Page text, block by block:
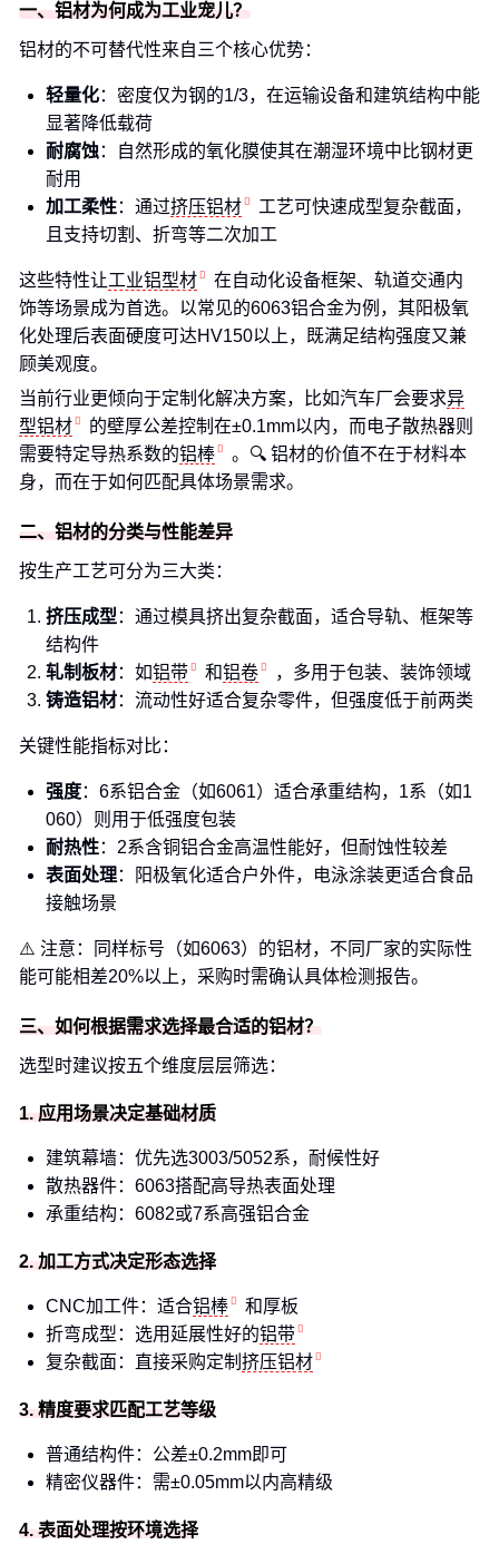
一、铝材为何成为工业宠儿？
铝材的不可替代性来自三个核心优势：
轻量化：密度仅为钢的1/3，在运输设备和建筑结构中能
显著降低载荷
耐腐蚀：自然形成的氧化膜使其在潮湿环境中比钢材更
耐用
加工柔性：通过挤压铝材
工艺可快速成型复杂截面，
且支持切割、折弯等二次加工
这些特性让工业铝型材
在自动化设备框架、轨道交通内
饰等场景成为首选。以常见的6063铝合金为例，其阳极氧
化处理后表面硬度可达HV150以上，既满足结构强度又兼
顾美观度。
当前行业更倾向于定制化解决方案，比如汽车厂会要求异
型铝材
的壁厚公差控制在±0.1mm以内，而电子散热器则
需要特定导热系数的铝棒
。🔍 铝材的价值不在于材料本
身，而在于如何匹配具体场景需求。
二、铝材的分类与性能差异
按生产工艺可分为三大类：
挤压成型 ：通过模具挤出复杂截面，适合导轨、框架等
结构件
轧制板材：如铝带 和铝卷
，多用于包装、装饰领域
铸造铝材：流动性好适合复杂零件，但强度低于前两类
关键性能指标对比：
强度：6系铝合金（如6061）适合承重结构，1系（如1
060）则用于低强度包装
耐热性：2系含铜铝合金高温性能好，但耐蚀性较差
表面处理：阳极氧化适合户外件，电泳涂装更适合食品
接触场景
⚠️ 注意：同样标号（如6063）的铝材，不同厂家的实际性
能可能相差20%以上，采购时需确认具体检测报告。
三、如何根据需求选择最合适的铝材？
选型时建议按五个维度层层筛选：
1. 应用场景决定基础材质
建筑幕墙：优先选3003/5052系，耐候性好
散热器件：6063搭配高导热表面处理
承重结构：6082或7系高强铝合金
2. 加工方式决定形态选择
CNC加工件：适合铝棒
和厚板
折弯成型：选用延展性好的铝带
复杂截面：直接采购定制 挤压铝材
3. 精度要求匹配工艺等级
普通结构件：公差±0.2mm即可
精密仪器件：需±0.05mm以内高精级
4. 表面处理按环境选择